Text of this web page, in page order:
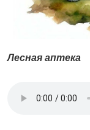
Лесная аптека